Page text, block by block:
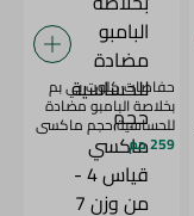
حفاضات كِلوت بي بم
بخلاصة البامبو مضادة
للحساسية حجم ماكسي
18 كجم، خالية من
اللاتيكس والبارابين
والعطور - 32 للعبوة
259 جم